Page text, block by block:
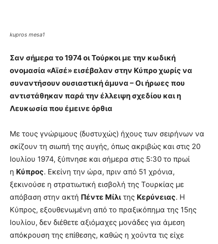
kupros mesa1
Σαν σήμερα το 1974 οι Τούρκοι με την κωδική
ονομασία «Αϊσέ» εισέβαλαν στην Κύπρο χωρίς να
συναντήσουν ουσιαστική άμυνα – Οι ήρωες που
αντιστάθηκαν παρά την έλλειψη σχεδίου και η
Λευκωσία που έμεινε όρθια
Με τους γνώριμους (δυστυχώς) ήχους των σειρήνων να
σκίζουν τη σιωπή της αυγής, όπως ακριβώς και στις 20
Ιουλίου 1974, ξύπνησε και σήμερα στις 5:30 το πρωί
η Κύπρος. Εκείνη την ώρα, πριν από 51 χρόνια,
ξεκινούσε η στρατιωτική εισβολή της Τουρκίας με
απόβαση στην ακτή Πέντε Μίλι της Κερύνειας. Η
Κύπρος, εξουθενωμένη από το πραξικόπημα της 15ης
Ιουλίου, δεν διέθετε αξιόμαχες μονάδες για άμεση
απόκρουση της επίθεσης, καθώς η χούντα τις είχε